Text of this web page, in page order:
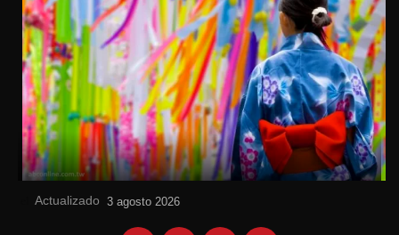
Actualizado 3 agosto 2026